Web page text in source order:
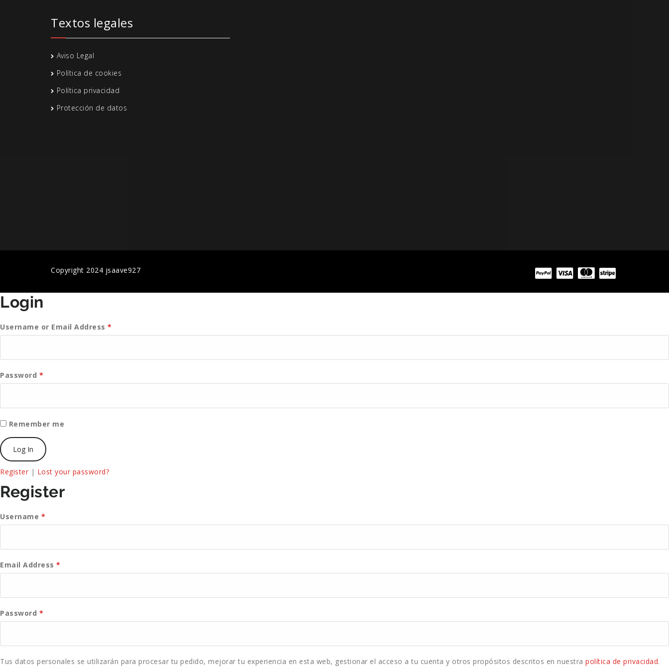
Textos legales
Aviso Legal
Política de cookies
Política privacidad
Protección de datos
Copyright 2024 jsaave927
Login
Username or Email Address *
Password *
Remember me
Register | Lost your password?
Register
Username *
Email Address *
Password *
Tus datos personales se utilizarán para procesar tu pedido, mejorar tu experiencia en esta web, gestionar el acceso a tu cuenta y otros propósitos descritos en nuestra política de privacidad.